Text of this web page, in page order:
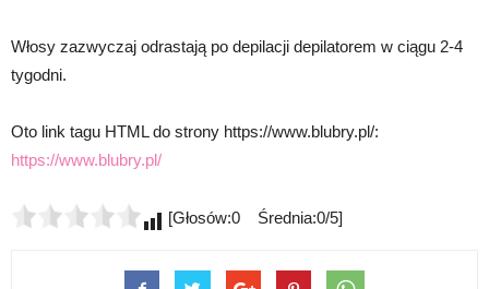
Włosy zazwyczaj odrastają po depilacji depilatorem w ciągu 2-4
tygodni.
Oto link tagu HTML do strony https://www.blubry.pl/:
https://www.blubry.pl/
[Głosów:0 Średnia:0/5]